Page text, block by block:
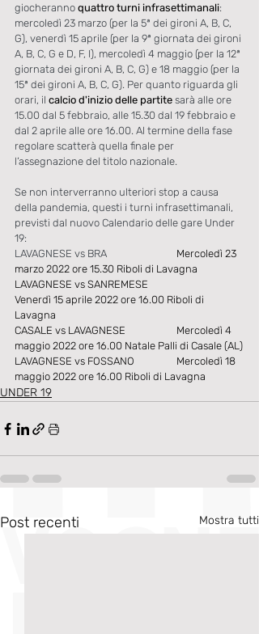
giocheranno quattro turni infrasettimanali:
mercoledì 23 marzo (per la 5ª dei gironi A, B, C,
G), venerdì 15 aprile (per la 9ª giornata dei gironi
A, B, C, G e D, F, I), mercoledì 4 maggio (per la 12ª
giornata dei gironi A, B, C, G) e 18 maggio (per la
15ª dei gironi A, B, C, G). Per quanto riguarda gli
orari, il calcio d'inizio delle partite sarà alle ore
15.00 dal 5 febbraio, alle 15.30 dal 19 febbraio e
dal 2 aprile alle ore 16.00. Al termine della fase
regolare scatterà quella finale per
l’assegnazione del titolo nazionale.
Se non interverranno ulteriori stop a causa
della pandemia, questi i turni infrasettimanali,
previsti dal nuovo Calendario delle gare Under
19:
LAVAGNESE vs BRA
marzo 2022 ore 15.30 Riboli di Lavagna
LAVAGNESE vs SANREMESE
Venerdì 15 aprile 2022 ore 16.00 Riboli di
Lavagna
CASALE vs LAVAGNESE		Mercoledì 4
maggio 2022 ore 16.00 Natale Palli di Casale (AL)
LAVAGNESE vs FOSSANO		Mercoledì 18
maggio 2022 ore 16.00 Riboli di Lavagna
UNDER 19
Post recenti Mostra tutti